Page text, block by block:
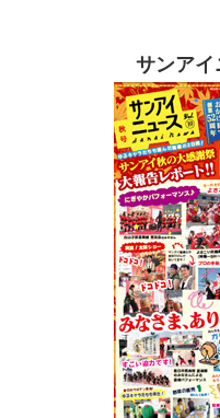
サンア